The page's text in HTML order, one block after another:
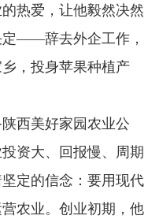
热爱，让他毅然决然
定——辞去外企工作，
，投身苹果种植产
西美好家园农业公
资大、回报慢、周期
定的信念：要用现代
农业。创业初期，他